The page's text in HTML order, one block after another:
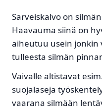
Sarveiskalvo on
Haavauma siinä on
aiheutuu usein jonkin
tulleesta silmän
Vaivalle altistavat
suojalaseja
vaarana silmään